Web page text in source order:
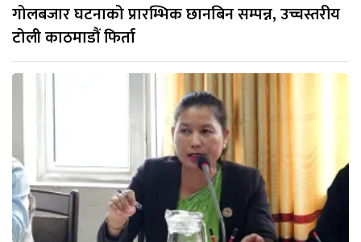
गोलबजार घटनाको प्रारम्भिक छानबिन सम्पन्न, उच्चस्तरीय
टोली काठमाडौं फिर्ता